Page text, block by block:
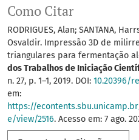
Como Citar
RODRIGUES, Alan; SANTANA,
Osvaldir. Impressão 3D de
triangulares para fermentação
dos Trabalhos de Iniciação
n. 27, p. 1–1, 2019. DOI: 10.20396/
em:
https://
e/view/2516. Acesso em: 7 ago.